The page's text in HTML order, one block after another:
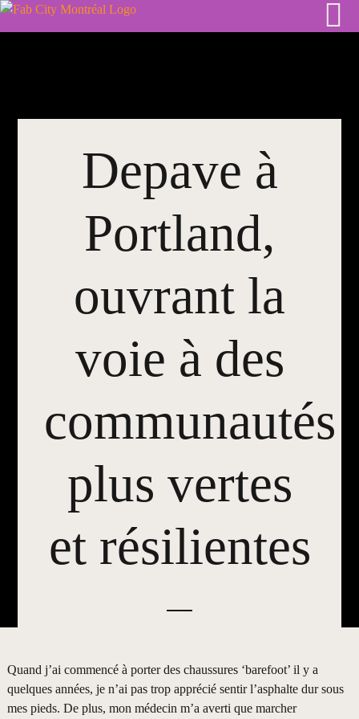
Skip
Depave à
Portland,
ouvrant la
voie à des
communautés
plus vertes
et résilientes
Quand j’ai commencé à porter des chaussures ‘barefoot’ il y a
quelques années, je n’ai pas trop apprécié sentir l’asphalte dur sous
mes pieds. De plus, mon médecin m’a averti que marcher